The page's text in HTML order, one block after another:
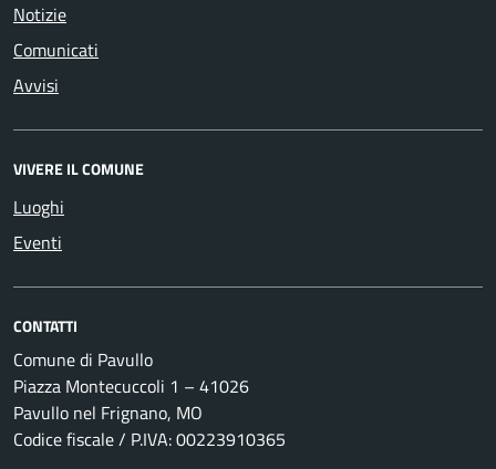
Notizie
Comunicati
Avvisi
VIVERE IL COMUNE
Luoghi
Eventi
CONTATTI
Comune di Pavullo
Piazza Montecuccoli 1 – 41026
Pavullo nel Frignano, MO
Codice fiscale / P.IVA: 00223910365